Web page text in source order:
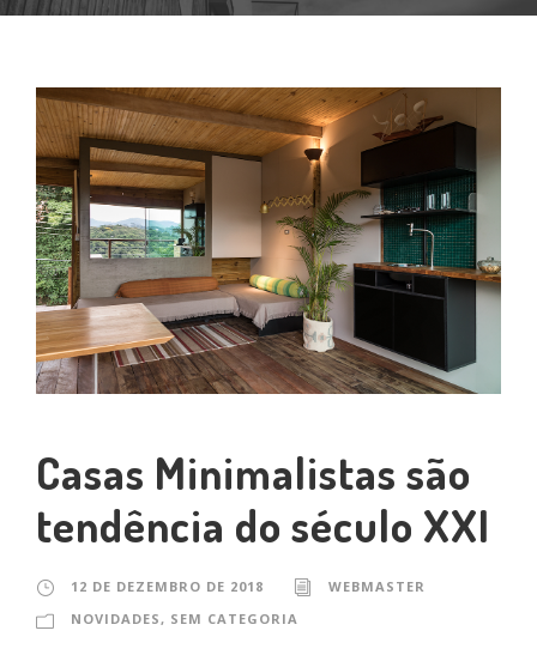
Casas Minimalistas são
tendência do século XXI
12 DE DEZEMBRO DE 2018
WEBMASTER
NOVIDADES , SEM CATEGORIA